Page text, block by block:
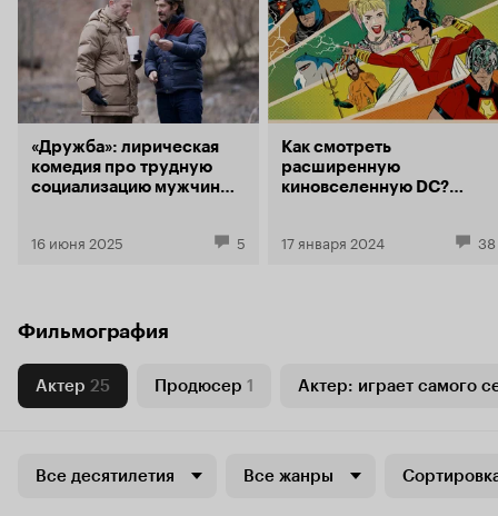
«Дружба»: лирическая
комедия про трудную
социализацию мужчин
16 июня 2025 5
Как смотреть
расширенную
киновселенную DC?
Бэтмене, Супермене и их
17 января 2024 38
Фильмография
Актер 25 Продюсер 1 Актер: играет самого
Все десятилетия Все жанры